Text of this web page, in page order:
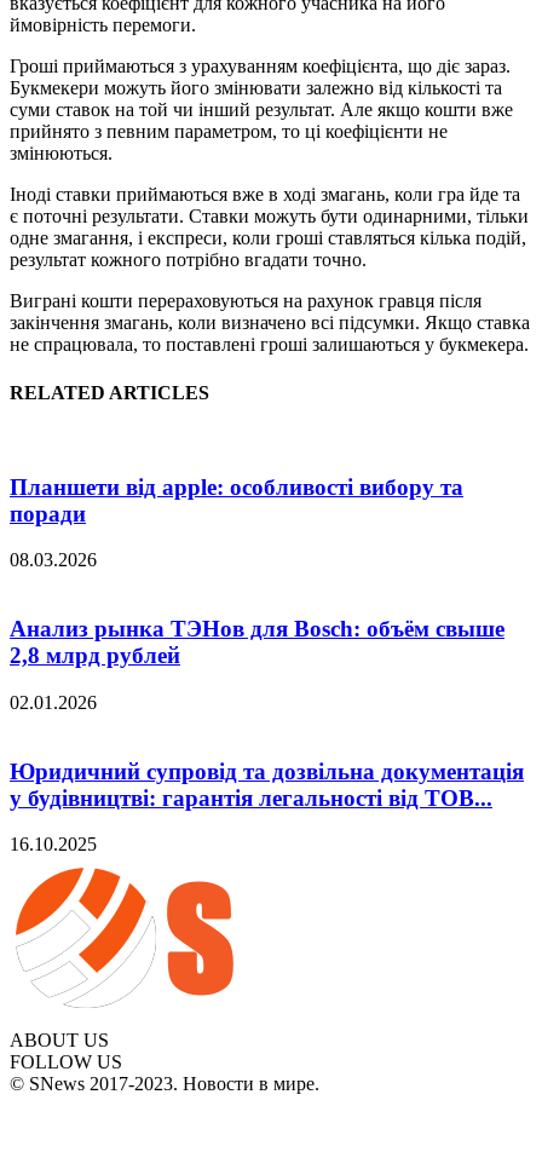
ймовірність перемоги.
Гроші приймаються з урахуванням коефіцієнта, що діє зараз.
Букмекери можуть його змінювати залежно від кількості та
суми ставок на той чи інший результат. Але якщо кошти вже
прийнято з певним параметром, то ці коефіцієнти не
змінюються.
Іноді ставки приймаються вже в ході змагань, коли гра йде та
є поточні результати. Ставки можуть бути одинарними, тільки
одне змагання, і експреси, коли гроші ставляться кілька подій,
результат кожного потрібно вгадати точно.
Виграні кошти перераховуються на рахунок гравця після
закінчення змагань, коли визначено всі підсумки. Якщо ставка
не спрацювала, то поставлені гроші залишаються у букмекера.
RELATED ARTICLES
Планшети від apple: особливості вибору та
поради
08.03.2026
Анализ рынка ТЭНов для Bosch: объём свыше
2,8 млрд рублей
02.01.2026
Юридичний супровід та дозвільна документація
у будівництві: гарантія легальності від ТОВ...
16.10.2025
ABOUT US
FOLLOW US
© SNews 2017-2023. Новости в мире.